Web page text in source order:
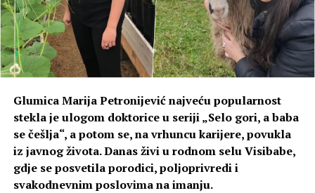
Glumica Marija Petronijević najveću popularnost
stekla je ulogom doktorice u seriji „Selo gori, a baba
se češlja“, a potom se, na vrhuncu karijere, povukla
iz javnog života. Danas živi u rodnom selu Visibabe,
gdje se posvetila porodici, poljoprivredi i
svakodnevnim poslovima na imanju.